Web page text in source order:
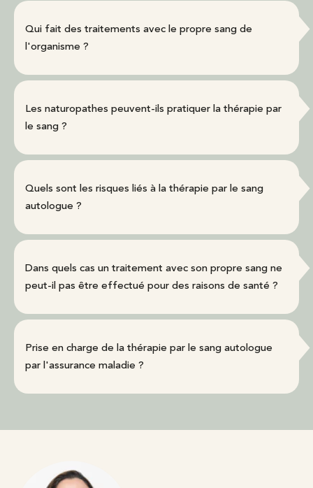
Qui fait des traitements avec le propre sang de
l'organisme ?
Les naturopathes peuvent-ils pratiquer la thérapie par
le sang ?
Quels sont les risques liés à la thérapie par le sang
autologue ?
Dans quels cas un traitement avec son propre sang ne
peut-il pas être effectué pour des raisons de santé ?
Prise en charge de la thérapie par le sang autologue
par l'assurance maladie ?